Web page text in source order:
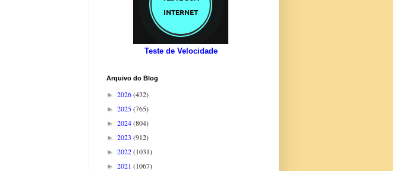
Teste de Velocidade
Arquivo do Blog
► 2026(432)
► 2025(765)
► 2024(804)
► 2023 (912)
► 2022(1031)
► 2021 (1067)